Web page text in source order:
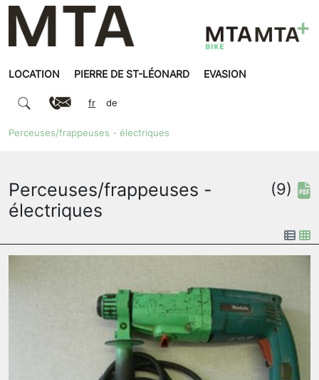
LOCATION PIERRE DE ST-LÉONARD EVASION
fr de
Perceuses/frappeuses - électriques
Perceuses/frappeuses -
électriques
(9)